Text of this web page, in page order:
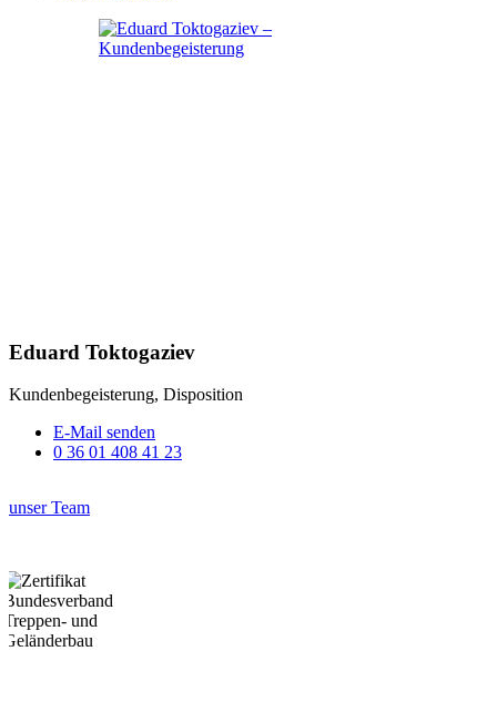
Eduard Toktogaziev
Kundenbegeisterung, Disposition
E-Mail senden
0 36 01 408 41 23
unser Team